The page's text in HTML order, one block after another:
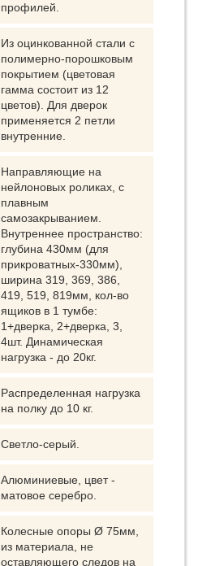
профилей.
Из оцинкованной стали с
полимерно-порошковым
покрытием (цветовая
гамма состоит из 12
цветов). Для дверок
применяется 2 петли
внутренние.
Направляющие на
нейлоновых роликах, с
плавным
самозакрыванием.
Внутреннее пространство:
глубина 430мм (для
прикроватных-330мм),
ширина 319, 369, 386,
419, 519, 819мм, кол-во
ящиков в 1 тумбе:
1+дверка, 2+дверка, 3,
4шт. Динамическая
нагрузка - до 20кг.
Распределенная нагрузка
на полку до 10 кг.
Светло-серый.
Алюминиевые, цвет -
матовое серебро.
Колесные опоры Ø 75мм,
из материала, не
оставляющего следов на